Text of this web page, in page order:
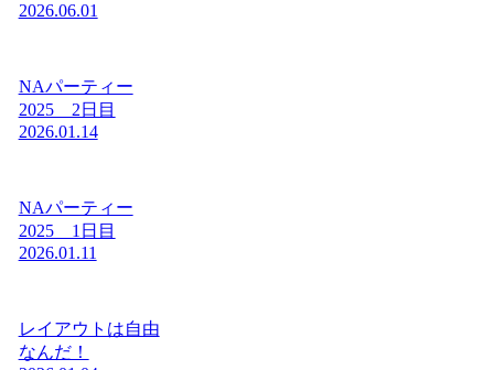
2026.06.01
NAパーティー
2025 2日目
2026.01.14
NAパーティー
2025 1日目
2026.01.11
レイアウトは自由
なんだ！